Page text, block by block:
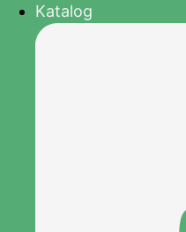
Katalog